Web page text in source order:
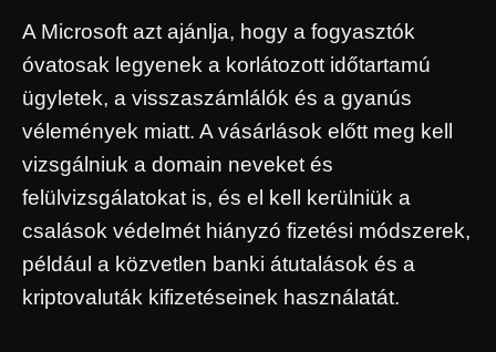
A Microsoft azt ajánlja, hogy a fogyasztók
óvatosak legyenek a korlátozott időtartamú
ügyletek, a visszaszámlálók és a gyanús
vélemények miatt. A vásárlások előtt meg kell
vizsgálniuk a domain neveket és
felülvizsgálatokat is, és el kell kerülniük a
csalások védelmét hiányzó fizetési módszerek,
például a közvetlen banki átutalások és a
kriptovaluták kifizetéseinek használatát.